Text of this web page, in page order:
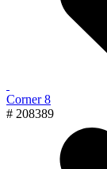
Corner 8
# 208389